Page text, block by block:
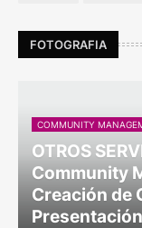
FOTOGRAFIA
COMMUNITY
OTROS
Community
Creación de
Presentación